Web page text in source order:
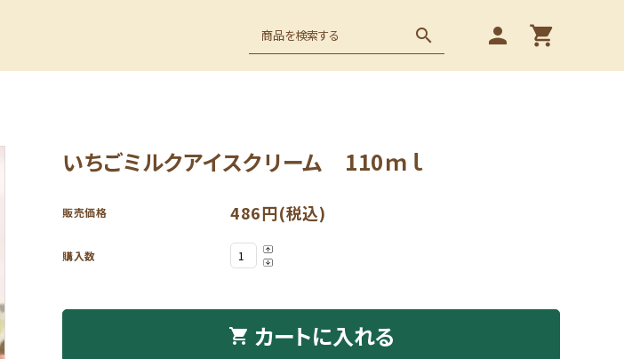
search person shopping_cart
いちごミルクアイスクリーム 110ｍｌ
販売価格 486円(税込)
購入数
shopping_cart カートに入れる